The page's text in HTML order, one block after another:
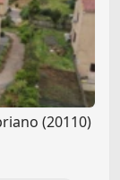
(20110)